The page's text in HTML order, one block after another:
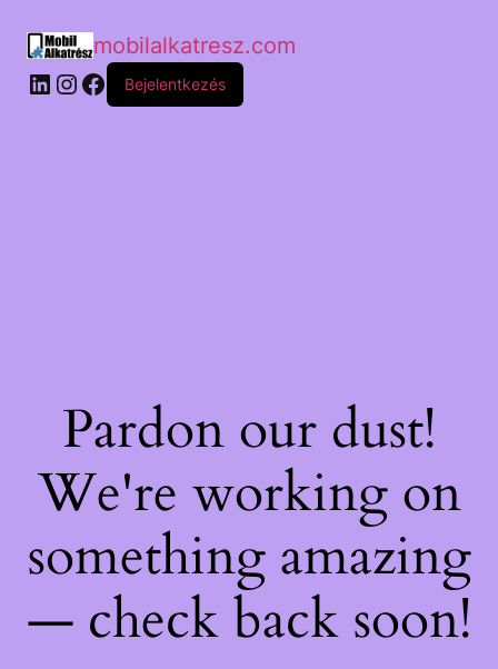
mobilalkatresz.com
Bejelentkezés
Pardon our dust!
We're working on
something amazing
— check back soon!